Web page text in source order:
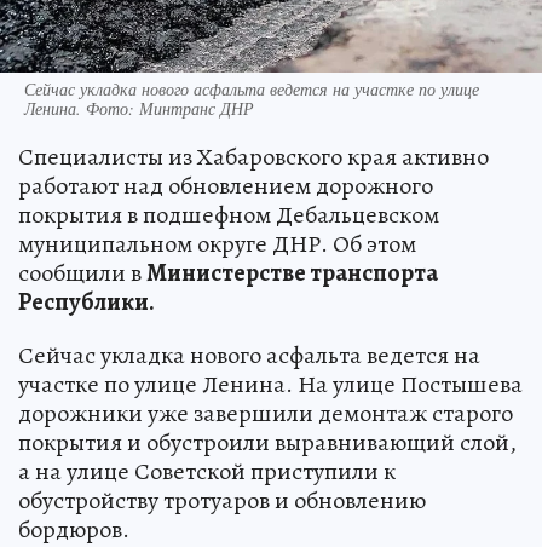
Сейчас укладка нового асфальта ведется на участке по улице
Ленина. Фото: Минтранс ДНР
Специалисты из Хабаровского края активно
работают над обновлением дорожного
покрытия в подшефном Дебальцевском
муниципальном округе ДНР. Об этом
сообщили вМинистерстве транспорта
Республики.
Сейчас укладка нового асфальта ведется на
участке по улице Ленина. На улице Постышева
дорожники уже завершили демонтаж старого
покрытия и обустроили выравнивающий слой,
а на улице Советской приступили к
обустройству тротуаров и обновлению
бордюров.